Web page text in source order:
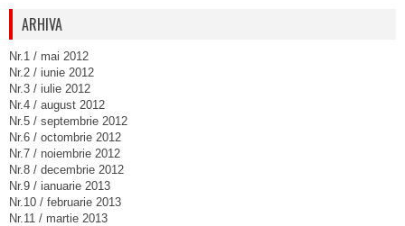
ARHIVA
Nr.1 / mai 2012
Nr.2 / iunie 2012
Nr.3 / iulie 2012
Nr.4 / august 2012
Nr.5 / septembrie 2012
Nr.6 / octombrie 2012
Nr.7 / noiembrie 2012
Nr.8 / decembrie 2012
Nr.9 / ianuarie 2013
Nr.10 / februarie 2013
Nr.11 / martie 2013